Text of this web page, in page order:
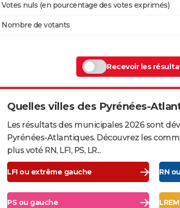
Votes nuls (en pourcentage des votes exprimés)
Nombre de votants
Recevoir les
Quelles villes des Pyrénées-
Les résultats des municipales 2026 sont
Pyrénées-Atlantiques. Découvrez les
plus voté RN, LFI, PS, LR...
LFI ou extrême gauche RN
PS ou gauche